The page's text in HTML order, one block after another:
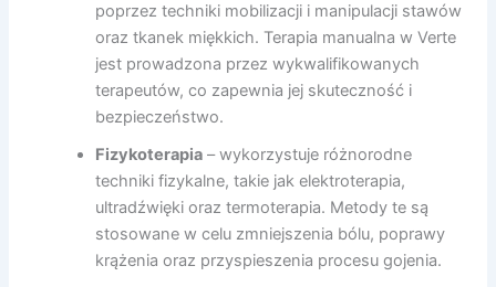
poprzez techniki mobilizacji i manipulacji stawów
oraz tkanek miękkich. Terapia manualna w Verte
jest prowadzona przez wykwalifikowanych
terapeutów, co zapewnia jej skuteczność i
bezpieczeństwo.
Fizykoterapia – wykorzystuje różnorodne
techniki fizykalne, takie jak elektroterapia,
ultradźwięki oraz termoterapia. Metody te są
stosowane w celu zmniejszenia bólu, poprawy
krążenia oraz przyspieszenia procesu gojenia.